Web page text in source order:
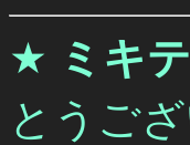
★ ミキ
とうご